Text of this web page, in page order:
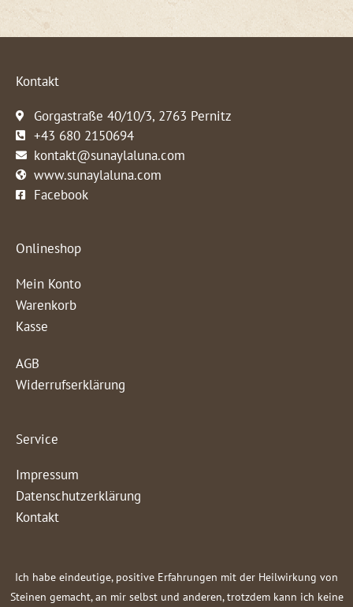
Kontakt
Gorgastraße 40/10/3, 2763 Pernitz
+43 680 2150694
kontakt@sunaylaluna.com
www.sunaylaluna.com
Facebook
Onlineshop
Mein Konto
Warenkorb
Kasse
AGB
Widerrufserklärung
Service
Impressum
Datenschutzerklärung
Kontakt
Ich habe eindeutige, positive Erfahrungen mit der Heilwirkung von
Steinen gemacht, an mir selbst und anderen, trotzdem kann ich keine